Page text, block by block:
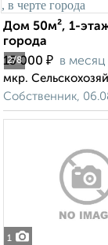
2/8
Дом 50м², 1-
города
15 000 ₽ в месяц
мкр.
Собственник,
1